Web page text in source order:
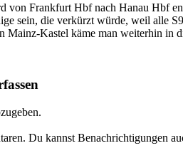
von Frankfurt Hbf nach Hanau Hbf
sein, die verkürzt würde, weil alle
Mainz-Kastel käme man weiterhin in
Du kannst Benachrichtigungen